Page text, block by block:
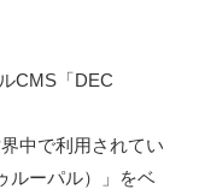
CMS「DEC
中で利用されてい
ルーパル）」をベ